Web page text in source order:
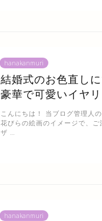
hanakanmuri
結婚式のお色直し
豪華で可愛いイヤ
こんにちは！ 当ブログ管理人
花びらの絵画のイメージで、
ザ …
hanakanmuri